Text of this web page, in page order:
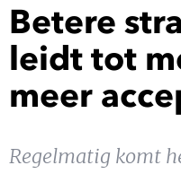
Medewerkers
Factsheets
Betere
leidt tot
meer
Regelmatig komt